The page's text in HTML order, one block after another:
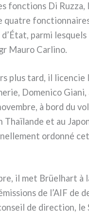
fonc­tions Di
qua­tre
par­mi lesquels
Mauro Carlino.
plus tard, il licen­cie
Domenico
à bord du
Thaïlande et au
ordon­né
il met Brüelhart à
de l’AIF de
de direc­tion, le